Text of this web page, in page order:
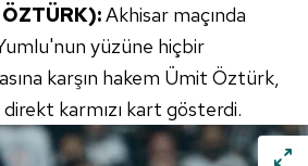
Akhisar maçında
yüzüne hiçbir
karşın hakem Ümit Öztürk,
karmızı kart gösterdi.